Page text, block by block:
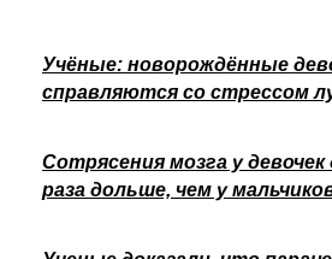
Учёные: новорождённые
справляются со стрессом
Сотрясения мозга у
раза дольше, чем у